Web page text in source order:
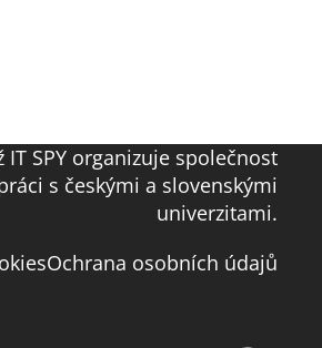
SPY organizuje společnost
s českými a slovenskými
univerzitami.
Ochrana osobních údajů